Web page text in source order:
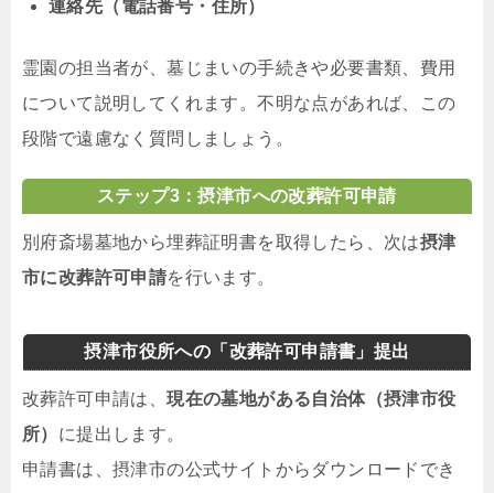
連絡先（電話番号・住所）
霊園の担当者が、墓じまいの手続きや必要書類、費用
について説明してくれます。不明な点があれば、この
段階で遠慮なく質問しましょう。
ステップ3：摂津市への改葬許可申請
別府斎場墓地から埋葬証明書を取得したら、次は摂津
市に改葬許可申請を行います。
摂津市役所への「改葬許可申請書」提出
改葬許可申請は、現在の墓地がある自治体（摂津市役
所） に提出します。
申請書は、摂津市の公式サイトからダウンロードでき